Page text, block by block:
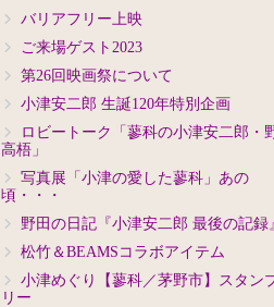
バリアフリー上映
ご来場ゲスト2023
第26回映画祭について
小津安二郎 生誕120年特別企画
ロビートーク「蓼科の小津安二郎・
高梧」
写真展「小津の愛した蓼科」あの
頃・・・
野田の日記『小津安二郎 最後の記録
松竹＆BEAMSコラボアイテム
小津めぐり【蓼科／茅野市】スタン
リー